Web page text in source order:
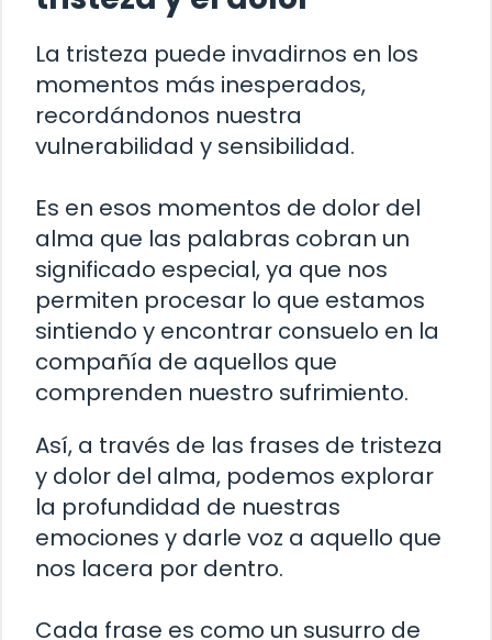
La tristeza puede invadirnos en los
momentos más inesperados,
recordándonos nuestra
vulnerabilidad y sensibilidad.
Es en esos momentos de dolor del
alma que las palabras cobran un
significado especial, ya que nos
permiten procesar lo que estamos
sintiendo y encontrar consuelo en la
compañía de aquellos que
comprenden nuestro sufrimiento.
Así, a través de las frases de tristeza
y dolor del alma, podemos explorar
la profundidad de nuestras
emociones y darle voz a aquello que
nos lacera por dentro.
Cada frase es como un susurro de